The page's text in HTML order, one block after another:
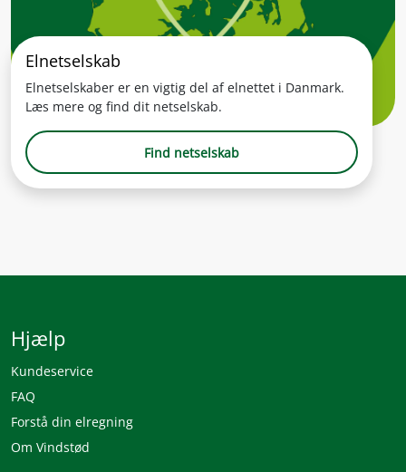
Elnetselskab
Elnetselskaber er en vigtig del af elnettet i Danmark.
Læs mere og find dit netselskab.
Find netselskab
Hjælp
Kundeservice
FAQ
Forstå din elregning
Om Vindstød